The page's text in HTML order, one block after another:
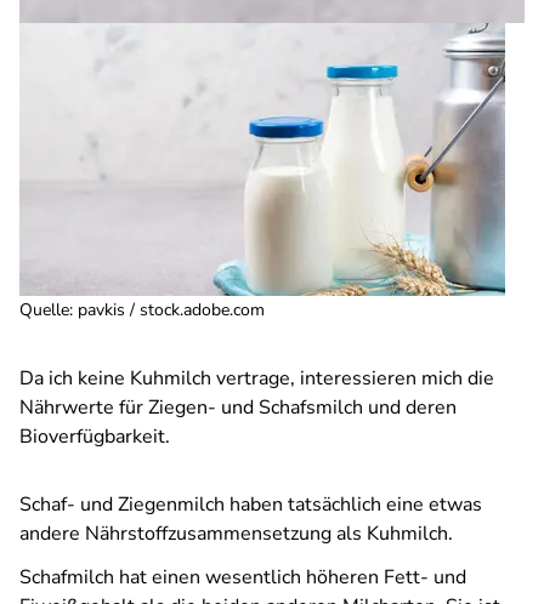
Quelle: pavkis / stock.adobe.com
Da ich keine Kuhmilch vertrage, interessieren mich die
Nährwerte für Ziegen- und Schafsmilch und deren
Bioverfügbarkeit.
Schaf- und Ziegenmilch haben tatsächlich eine etwas
andere Nährstoffzusammensetzung als Kuhmilch.
Schafmilch hat einen wesentlich höheren Fett- und